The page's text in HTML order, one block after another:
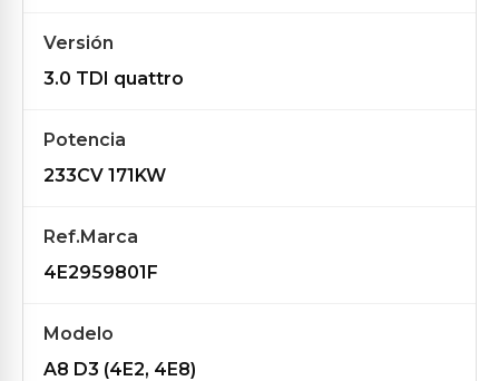
Versión
3.0 TDI quattro
Potencia
233CV 171KW
Ref.Marca
4E2959801F
Modelo
A8 D3 (4E2, 4E8)